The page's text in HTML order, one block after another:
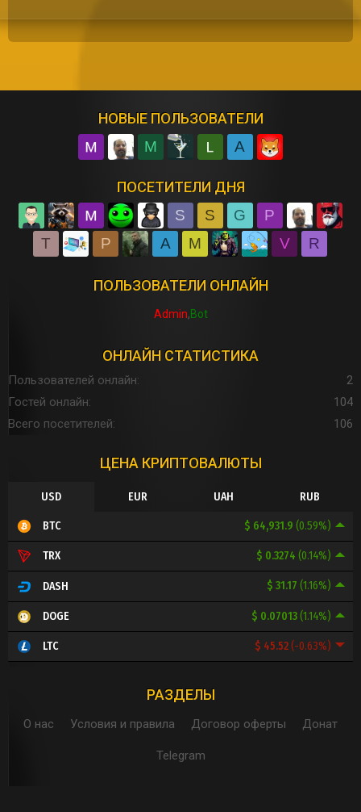
НОВЫЕ ПОЛЬЗОВАТЕЛИ
M A
ПОСЕТИТЕЛИ ДНЯ
S S G
P
T
P A M V R
ПОЛЬЗОВАТЕЛИ ОНЛАЙН
Admin Bot
ОНЛАЙН СТАТИСТИКА
Пользователей онлайн
2
Гостей онлайн
104
Всего посетителей
106
ЦЕНА КРИПТОВАЛЮТЫ
USD EUR UAH RUB
$ 64,931.9 (0.59%)
BTC
$ 0.3274 (0.14%)
TRX
$ 31.17 (1.16%)
DASH
$ 0.07013(1.14%)
DOGE
$ 45.52(-0.63%)
LTC
РАЗДЕЛЫ
О нас Условия и правила Договор оферты Донат
Telegram